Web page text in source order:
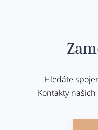
Hledáte
Kontakty